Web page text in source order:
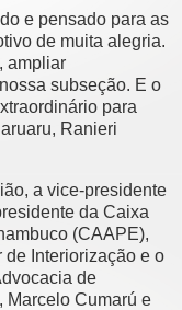
e pensado para as
de muita alegria.
ampliar
subseção. E o
para
Ranieri
a vice-presidente
da Caixa
(CAAPE),
de Interiorização e o
de
Marcelo Cumarú e